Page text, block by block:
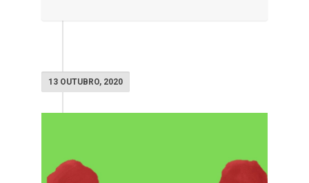
13 OUTUBRO, 2020